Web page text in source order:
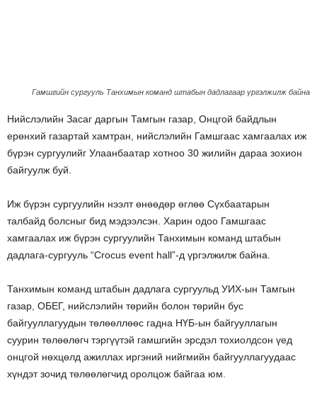
Гамшгийн сургууль Танхимын команд штабын дадлагаар үргэлжилж байна
Нийслэлийн Засаг даргын Тамгын газар, Онцгой байдлын
ерөнхий газартай хамтран, нийслэлийн Гамшгаас хамгаалах иж
бүрэн сургуулийг Улаанбаатар хотноо 30 жилийн дараа зохион
байгуулж буй.
Иж бүрэн сургуулийн нээлт өнөөдөр өглөө Сүхбаатарын
талбайд болсныг бид мэдээлсэн. Харин одоо Гамшгаас
хамгаалах иж бүрэн сургуулийн Танхимын команд штабын
дадлага-сургууль “Crocus event hall”-д үргэлжилж байна.
Танхимын команд штабын дадлага сургуульд УИХ-ын Тамгын
газар, ОБЕГ, нийслэлийн төрийн болон төрийн бус
байгууллагуудын төлөөллөөс гадна НҮБ-ын байгууллагын
суурин төлөөлөгч тэргүүтэй гамшгийн эрсдэл тохиолдсон үед
онцгой нөхцөлд ажиллах иргэний нийгмийн байгууллагуудаас
хүндэт зочид төлөөлөгчид оролцож байгаа юм.